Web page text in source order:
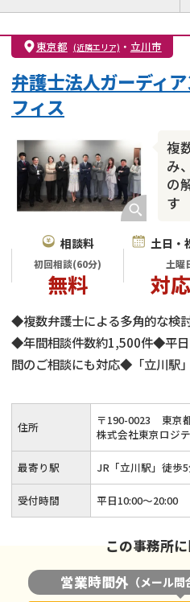
離婚前相談
離婚
親権・面会交流権
DV
不貞・不倫慰謝料請求
国際離
財産分与
内縁の
東京都 (近隣エリア) ・ 立川市
複
み
の
す
弁護士法人ガーディ
フィス
相談料
初回相談(60分)
無料
土日・
土曜
対
◆複数弁護士による多角的な検
◆年間相談件数約1,500件◆平
間のご相談にも対応◆「立川駅
無料◆弁護士費用は分割払い
請求も安心◆代理交渉にもご対
住所 〒190-0023
東京
株式会社東京ロジ
最寄り駅 JR「立川駅」徒歩
受付時間 平日10:00～20:00
この事務所
営業時間外 （メール